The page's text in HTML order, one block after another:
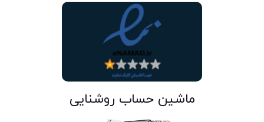
ماشین حساب روشنایی